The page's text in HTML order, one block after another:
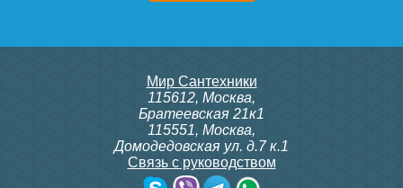
Мир Сантехники
115612, Москва,
Братеевская 21к1
115551, Москва,
Домодедовская ул. д.7 к.1
Связь с руководством